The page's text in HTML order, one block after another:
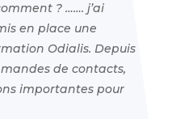
? ……. j’ai
en place une
Odialis. Depuis
de contacts,
importantes pour